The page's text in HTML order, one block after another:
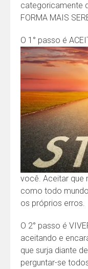
categoricamente
FORMA MAIS
O 1° passo é
você. Aceitar que
como todo
os próprios erros.
O 2° passo é
aceitando e
que surja diante
perguntar-se